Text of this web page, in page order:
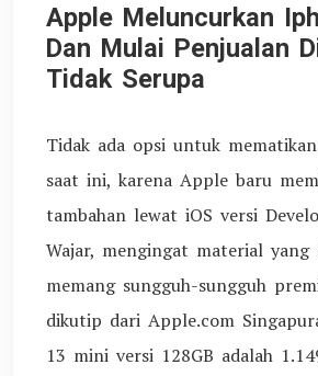
Apple Meluncurkan
Dan Mulai Penjualan
Tidak Serupa
Tidak ada opsi untuk
saat ini, karena Apple baru
tambahan lewat iOS versi
Wajar, mengingat material yang
memang sungguh-sungguh
dikutip dari Apple.com
13 mini versi 128GB adalah